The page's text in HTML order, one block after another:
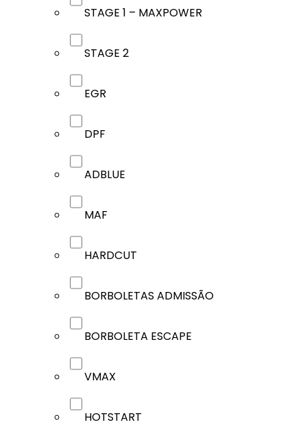
STAGE 1 – MAXPOWER
STAGE 2
EGR
DPF
ADBLUE
MAF
HARDCUT
BORBOLETAS ADMISSÃO
BORBOLETA ESCAPE
VMAX
HOTSTART